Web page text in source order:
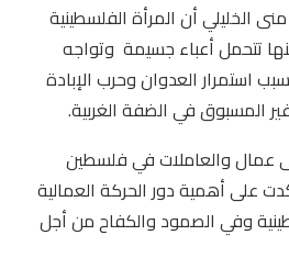
الخليلي أن المرأة الفلسطينية
تتحمل أعباء جسيمة وتواجه
استمرار العدوان وحرب الإبادة
المسبوق في الضفة الغربية.
عمال والعاملات في فلسطين
على أهمية دور الحركة العمالية
وفي الصمود والكفاح من أجل